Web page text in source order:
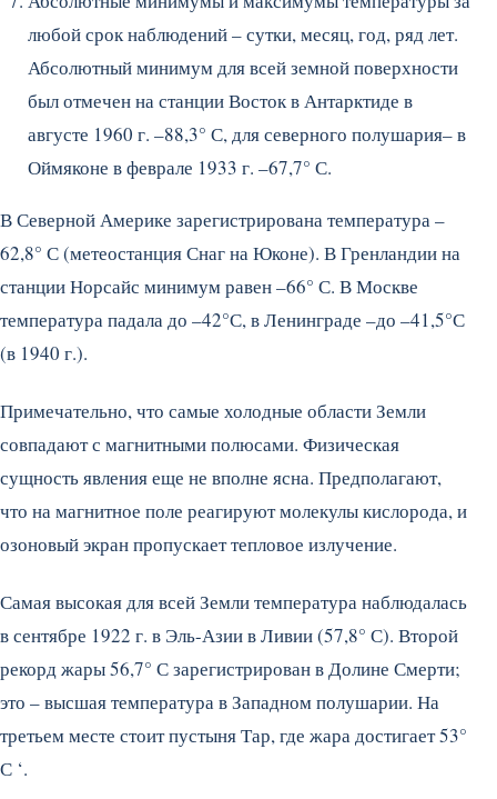
любой срок наблюдений – сутки, месяц, год, ряд лет.
Абсолютный минимум для всей земной поверхности
был отмечен на станции Восток в Антарктиде в
августе 1960 г. –88,3° С, для северного полушария– в
Оймяконе в феврале 1933 г. –67,7° С.
В Северной Америке зарегистрирована температура –
62,8° С (метеостанция Снаг на Юконе). В Гренландии на
станции Норсайс минимум равен –66° С. В Москве
температура падала до –42°С, в Ленинграде –до –41,5°С
(в 1940 г.).
Примечательно, что самые холодные области Земли
совпадают с магнитными полюсами. Физическая
сущность явления еще не вполне ясна. Предполагают,
что на магнитное поле реагируют молекулы кислорода, и
озоновый экран пропускает тепловое излучение.
Самая высокая для всей Земли температура наблюдалась
в сентябре 1922 г. в Эль-Азии в Ливии (57,8° С). Второй
рекорд жары 56,7° С зарегистрирован в Долине Смерти;
это – высшая температура в Западном полушарии. На
третьем месте стоит пустыня Тар, где жара достигает 53°
С ‘.